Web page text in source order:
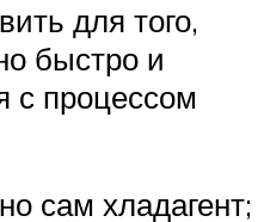
для того,
быстро и
с процессом
сам хладагент;